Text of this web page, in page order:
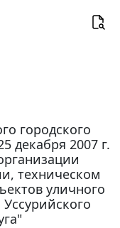
городского
декабря 2007 г.
техническом
уличного